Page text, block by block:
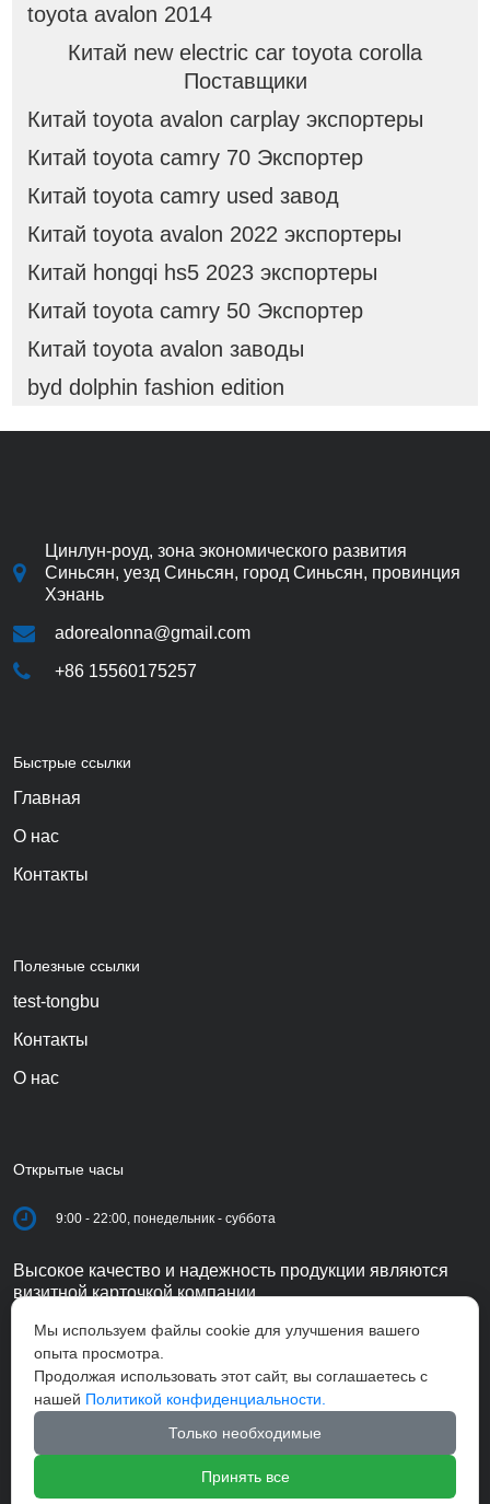
toyota avalon 2014
Китай new electric car toyota corolla
Поставщики
Китай toyota avalon carplay экспортеры
Китай toyota camry 70 Экспортер
Китай toyota camry used завод
Китай toyota avalon 2022 экспортеры
Китай hongqi hs5 2023 экспортеры
Китай toyota camry 50 Экспортер
Китай toyota avalon заводы
byd dolphin fashion edition
Цинлун-роуд, зона экономического развития
Синьсян, уезд Синьсян, город Синьсян, провинция
Хэнань
adorealonna@gmail.com
+86 15560175257
Быстрые ссылки
Главная
О нас
Контакты
Полезные ссылки
test-tongbu
Контакты
О нас
Открытые часы
9:00 - 22:00, понедельник - суббота
Высокое качество и надежность продукции являются
визитной карточкой компании.
Мы используем файлы cookie для улучшения вашего
опыта просмотра.
Продолжая использовать этот сайт, вы соглашаетесь с
нашей Политикой конфиденциальности.
Только необходимые
Принять все